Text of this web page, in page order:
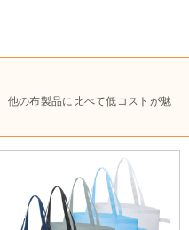
他の布製品に比べて低コストが魅